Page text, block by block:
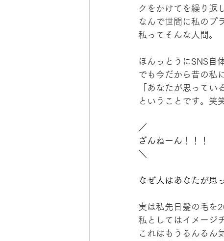
クをかけてを繰り返
なんで世間に私のプ
私ってそんな人間。
ほんっとうにSNS自
でも今だから昔の私
「あなたが思ってい
ということです。笑
／
ざんねーん！！！
＼
なぜ人はあなたが思
実は私先日髪の毛を
私としてはイメージ
これはもうるんるん